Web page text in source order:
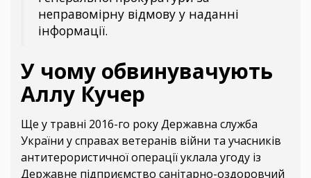
неправомірну відмову у наданні
інформації.
У чому обвинувачують
Аллу Кучер
Ще у травні 2016-го року Державна служба
України у справах ветеранів війни та учасників
антитерористичної операції уклала угоду із
Державне підприємство санітарно-оздоровчий